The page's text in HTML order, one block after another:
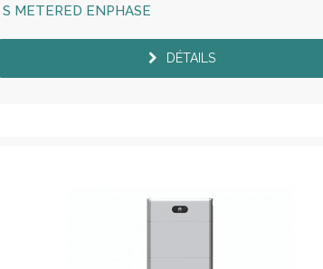
S METERED ENPHASE
DÉTAILS